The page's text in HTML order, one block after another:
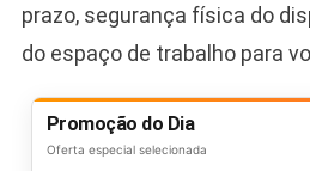
prazo, segurança física do
do espaço de trabalho para
Promoção do Dia
Oferta especial selecionada